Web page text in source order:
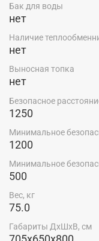
Бак для воды
нет
Наличие
нет
Выносная топка
нет
Безопасное
1250
Минимальное
1200
Минимальное
500
Вес, кг
75.0
Габариты ДхШхВ, см